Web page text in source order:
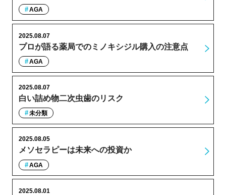
AGA
プロが語る薬局でのミノキシジル購入の注意点
2025.08.07
AGA
白い詰め物二次虫歯のリスク
2025.08.07
未分類
メソセラピーは未来への投資か
2025.08.05
AGA
2025.08.01